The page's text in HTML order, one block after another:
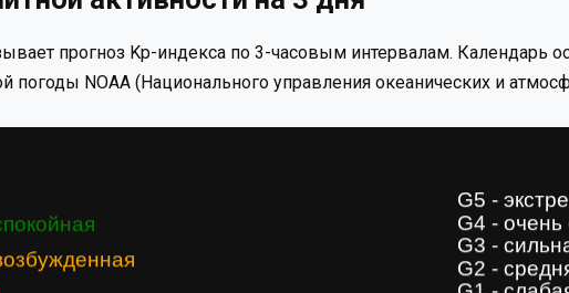
прогноз Kp-индекса по 3-часовым интервалам. Календарь
погоды NOAA (Национального управления океанических и